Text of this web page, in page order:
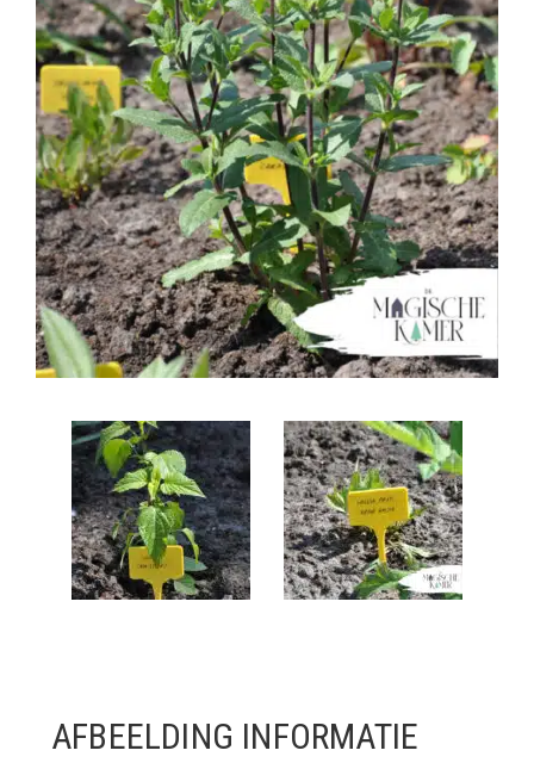
AFBEELDING INFORMATIE